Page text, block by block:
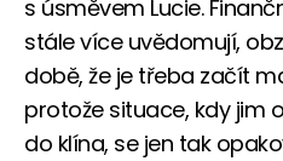
s úsměvem Lucie.
stále více uvědomují,
době, že je třeba začít
protože situace, kdy jim
do klína, se jen tak